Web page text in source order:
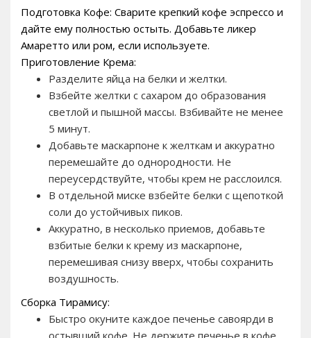
Подготовка Кофе: Сварите крепкий кофе эспрессо и
дайте ему полностью остыть. Добавьте ликер
Амаретто или ром, если используете.
Приготовление Крема:
Разделите яйца на белки и желтки.
Взбейте желтки с сахаром до образования
светлой и пышной массы. Взбивайте не менее
5 минут.
Добавьте маскарпоне к желткам и аккуратно
перемешайте до однородности. Не
переусердствуйте, чтобы крем не расслоился.
В отдельной миске взбейте белки с щепоткой
соли до устойчивых пиков.
Аккуратно, в несколько приемов, добавьте
взбитые белки к крему из маскарпоне,
перемешивая снизу вверх, чтобы сохранить
воздушность.
Сборка Тирамису:
Быстро окуните каждое печенье савоярди в
остывший кофе. Не держите печенье в кофе